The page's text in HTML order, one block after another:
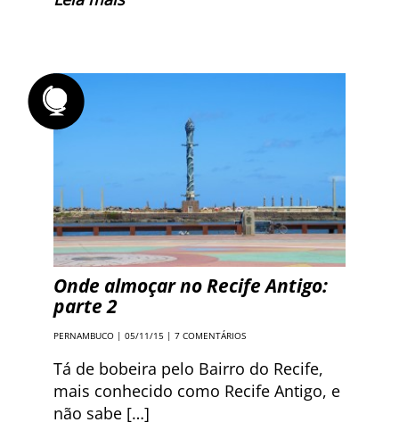
Onde almoçar no Recife Antigo:
parte 2
PERNAMBUCO | 05/11/15 | 7 COMENTÁRIOS
Tá de bobeira pelo Bairro do Recife,
mais conhecido como Recife Antigo, e
não sabe […]